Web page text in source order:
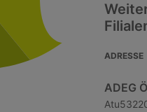
ADRESSE
ADEG